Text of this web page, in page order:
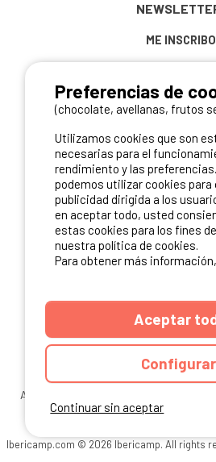
ME INSCRIBO
NUESTROS
ANUARIO
CARTA DE CONFIDENCIALIDAD
Ibericamp.com © 2026 Ibericamp. All rights
Continuar sin aceptar
Preferencias de
(chocolate, avellanas, frutos
Utilizamos cookies que son
necesarias para el
rendimiento y las
podemos utilizar cookies para
publicidad dirigida a los
en aceptar todo, usted
estas cookies para los fines
nuestra política de cookies.
Para obtener más
Aceptar
Configurar